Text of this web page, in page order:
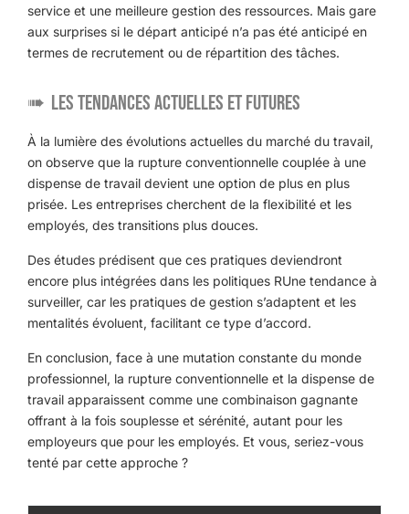
service et une meilleure gestion des ressources. Mais gare
aux surprises si le départ anticipé n’a pas été anticipé en
termes de recrutement ou de répartition des tâches.
Les tendances actuelles et futures
À la lumière des évolutions actuelles du marché du travail,
on observe que la rupture conventionnelle couplée à une
dispense de travail devient une option de plus en plus
prisée. Les entreprises cherchent de la flexibilité et les
employés, des transitions plus douces.
Des études prédisent que ces pratiques deviendront
encore plus intégrées dans les politiques RUne tendance à
surveiller, car les pratiques de gestion s’adaptent et les
mentalités évoluent, facilitant ce type d’accord.
En conclusion, face à une mutation constante du monde
professionnel, la rupture conventionnelle et la dispense de
travail apparaissent comme une combinaison gagnante
offrant à la fois souplesse et sérénité, autant pour les
employeurs que pour les employés. Et vous, seriez-vous
tenté par cette approche ?